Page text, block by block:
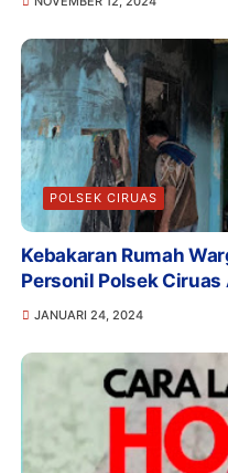
POLSEK CIRUAS
Kebakaran Rumah
Personil Polsek Ciruas
JANUARI 24, 2024